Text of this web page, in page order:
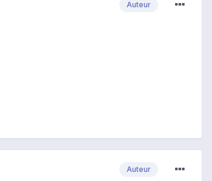
Auteur
Auteur